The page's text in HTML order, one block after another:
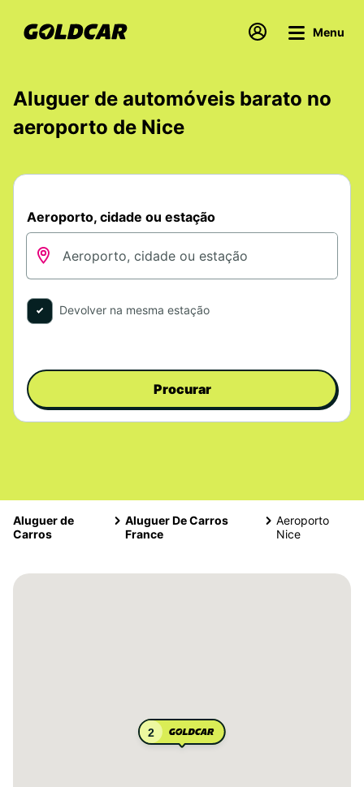
Menu
Aluguer de automóveis barato no
aeroporto de Nice
Aeroporto, cidade ou estação
Devolver na mesma estação
Procurar
Aluguer de
Carros
Aluguer De Carros
France
Aeroporto
Nice
2